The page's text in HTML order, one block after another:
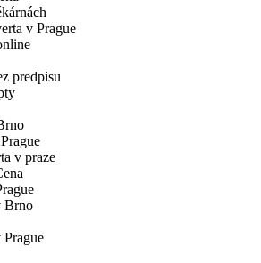
v Prague
predpisu
v praze
Brno